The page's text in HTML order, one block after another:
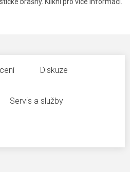
Diskuze
Servis a služby